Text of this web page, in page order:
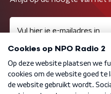
Algemene voorwaarden